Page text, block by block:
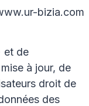
bizia.com
et de
à jour, de
droit de
des